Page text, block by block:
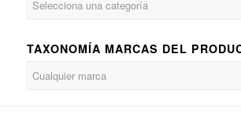
TAXONOMÍA MARCAS DEL